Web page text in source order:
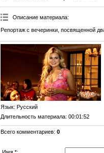
Описание материала:
Репортаж с вечеринки, посвященной
Язык: Русский
Длительность материала: 00:01:52
Всего комментариев:0